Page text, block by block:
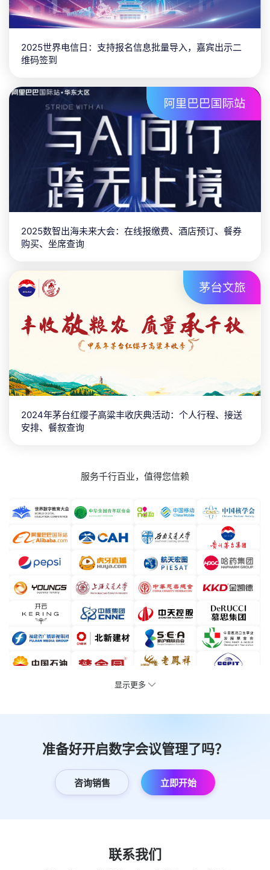
2025世界电信日：支持报名信息批量导入，嘉宾出示二
维码签到
2025数智出海未来大会：在线报缴费、酒店预订、餐券
购买、坐席查询
2024年茅台红缨子高粱丰收庆典活动：个人行程、接送
安排、餐叙查询
服务千行百业，值得您信赖
显示更多
准备好开启数字会议管理了吗？
咨询销售 立即开始
联系我们